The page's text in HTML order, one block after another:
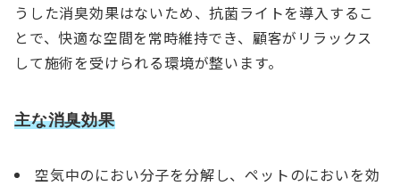
うした消臭効果はないため、抗菌ライトを導入するこ
とで、快適な空間を常時維持でき、顧客がリラックス
して施術を受けられる環境が整います。
主な消臭効果
空気中のにおい分子を分解し、ペットのにおいを効